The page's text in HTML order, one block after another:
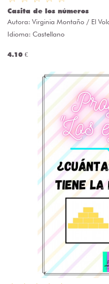
Casita de los números
Autora: Virginia Montaño / El
Idioma: Castellano
4.10 €